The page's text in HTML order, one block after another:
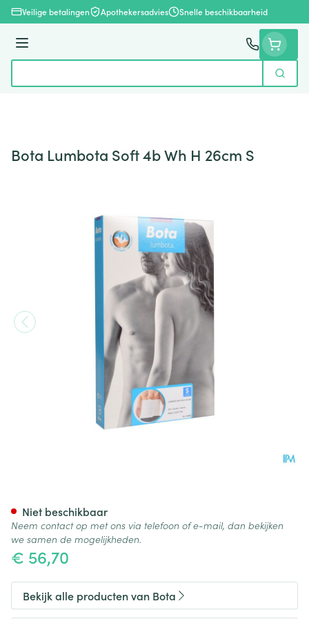
Ga naar de inhoud
Veilige betalingen Apothekersadvies Snelle beschikbaarheid
Menu
Zoek
Bota Lumbota Soft 4b Wh H 26cm S
€ 56,70
Niet beschikbaar
Neem contact op met ons via telefoon of e-mail, dan bekijken
we samen de mogelijkheden.
Bekijk alle producten van Bota